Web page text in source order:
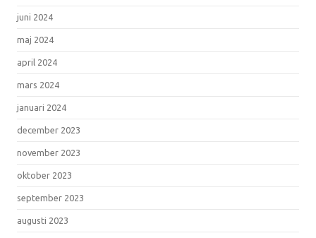
juni 2024
maj 2024
april 2024
mars 2024
januari 2024
december 2023
november 2023
oktober 2023
september 2023
augusti 2023